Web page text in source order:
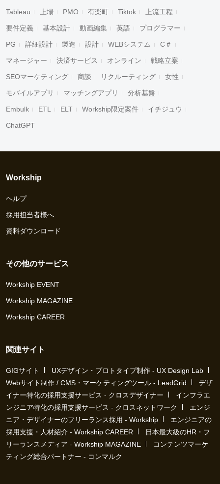
Tableau 上場 PMO 有楽町 Tiktok 上流工程
要件定義 基本設計 動画編集 英語 プログラマー
PG 詳細設計 製造 設計 WEBシステム C＃
マネージャー 決済サービス オンライン 戦略立案
SEOマーケティング 商談 リクルーティング 女性
モバイルアプリ マッチングアプリ 分析基盤
Embulk ETL ELT Workship限定案件 イチジュウ
ChatGPT
Workship
ヘルプ
採用担当者様へ
資料ダウンロード
その他のサービス
Workship EVENT
Workship MAGAZINE
Workship CAREER
関連サイト
GIGサイト
UXデザイン・プロトタイプ制作 - UX Design Lab
Webサイト制作 / CMS・マーケティングツール - LeadGrid
デザ
イナー特化の採用支援サービス - クロスデザイナー
インフラエ
ンジニア特化の採用支援サービス - クロスネットワーク
エンジ
ニア・デザイナーのフリーランス採用 - Workship
エンジニアの
採用支援・人材紹介 - Workship CAREER
日本最大級のHR・フ
リーランスメディア - Workship MAGAZINE
コンテンツマーケ
ティング総合パートナー - コンマルク